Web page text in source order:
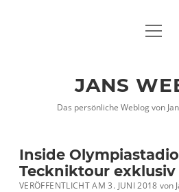
twitter
Menü
JANS
Das persönliche Weblog von
Inside
Teckniktour exklusiv
VERÖFFENTLICHT AM 3. JUNI 2018von